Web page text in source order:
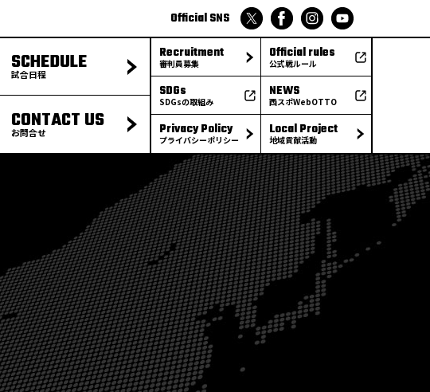
Official SNS
SCHEDULE
試合日程
CONTACT US
お問合せ
Recruitment
審判員募集
SDGs
SDGsの取組み
Privacy Policy
プライバシーポリシー
Official rules
公式戦ルール
NEWS
西スポWebOTTO
Local Project
地域貢献活動